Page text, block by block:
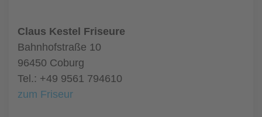
Claus Kestel Friseure
Bahnhofstraße 10
96450 Coburg
Tel.: +49 9561 794610
zum Friseur